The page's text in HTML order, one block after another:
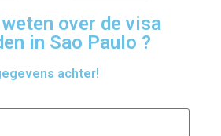
over de visa
in Sao Paulo ?
achter!